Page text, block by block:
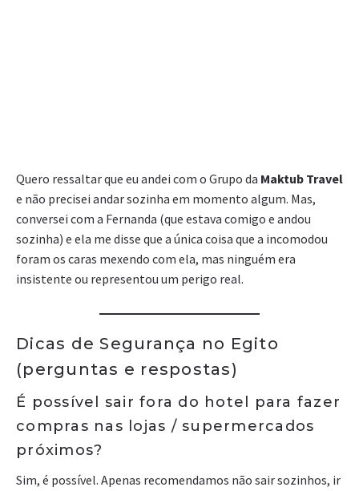
Quero ressaltar que eu andei com o Grupo da Maktub Travel
e não precisei andar sozinha em momento algum. Mas,
conversei com a Fernanda (que estava comigo e andou
sozinha) e ela me disse que a única coisa que a incomodou
foram os caras mexendo com ela, mas ninguém era
insistente ou representou um perigo real.
Dicas de Segurança no Egito
(perguntas e respostas)
É possível sair fora do hotel para fazer
compras nas lojas / supermercados
próximos?
Sim, é possível. Apenas recomendamos não sair sozinhos, ir